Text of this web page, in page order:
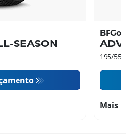
SEASON
195/55
Mais